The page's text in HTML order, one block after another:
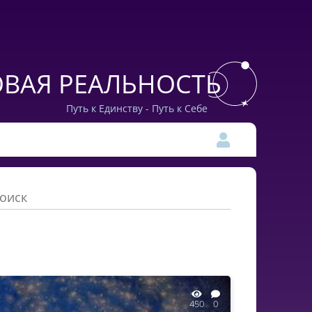
РЕАЛЬНОСТЬ
Путь к Единству - Путь к Себе
450 0